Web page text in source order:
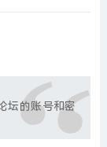
坛的账号和密